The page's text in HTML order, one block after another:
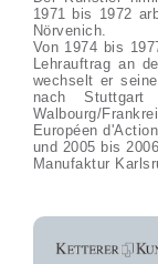
1971 bis 1972
Nörvenich.
Von 1974 bis
Lehrauftrag an
wechselt er
nach
Walbourg/
Européen
und 2005 bis
Manufaktur